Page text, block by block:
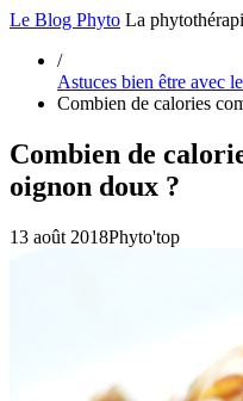
Le Blog Phyto La
/
Astuces bien être avec
Combien de calories
Combien de
oignon doux ?
13 août 2018Phyto'top